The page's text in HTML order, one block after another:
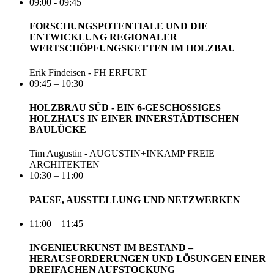
09:00 - 09:45
FORSCHUNGSPOTENTIALE UND DIE
ENTWICKLUNG REGIONALER
WERTSCHÖPFUNGSKETTEN IM HOLZBAU
Erik Findeisen - FH ERFURT
09:45 – 10:30
HOLZBRAU SÜD - EIN 6-GESCHOSSIGES
HOLZHAUS IN EINER INNERSTÄDTISCHEN
BAULÜCKE
Tim Augustin - AUGUSTIN+INKAMP FREIE
ARCHITEKTEN
10:30 – 11:00
PAUSE, AUSSTELLUNG UND NETZWERKEN
11:00 – 11:45
INGENIEURKUNST IM BESTAND –
HERAUSFORDERUNGEN UND LÖSUNGEN EINER
DREIFACHEN AUFSTOCKUNG